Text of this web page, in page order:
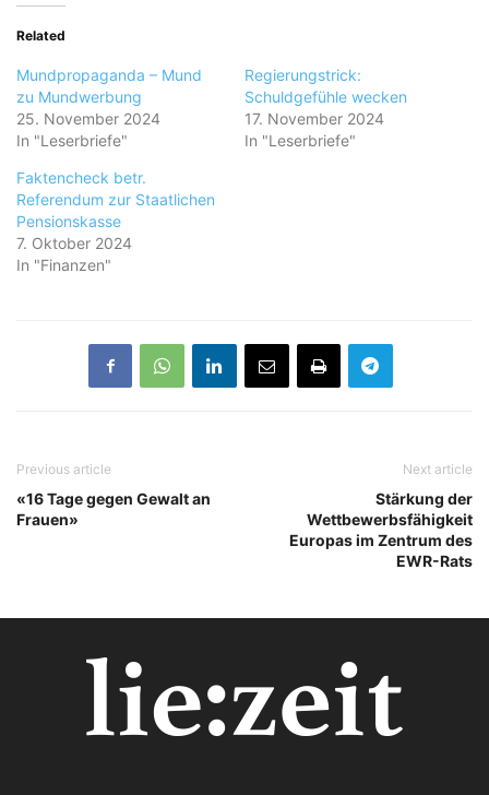
Related
Mundpropaganda – Mund
zu Mundwerbung
25. November 2024
In "Leserbriefe"
Regierungstrick:
Schuldgefühle wecken
17. November 2024
In "Leserbriefe"
Faktencheck betr.
Referendum zur Staatlichen
Pensionskasse
7. Oktober 2024
In "Finanzen"
Previous article
«16 Tage gegen Gewalt an
Frauen»
Next article
Stärkung der
Wettbewerbsfähigkeit
Europas im Zentrum des
EWR-Rats